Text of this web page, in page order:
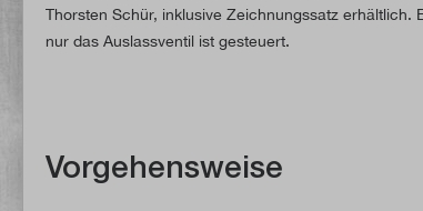
Thorsten Schür, inklusive Zeichnungssatz erhältlich.
nur das Auslassventil ist gesteuert.
Vorgehensweise